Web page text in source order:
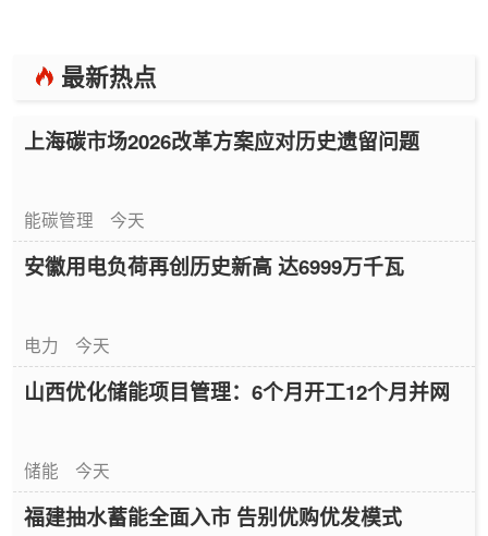
最新热点
上海碳市场2026改革方案应对历史遗留问题
能碳管理 今天
安徽用电负荷再创历史新高 达6999万千瓦
电力 今天
山西优化储能项目管理：6个月开工12个月并网
储能 今天
福建抽水蓄能全面入市 告别优购优发模式